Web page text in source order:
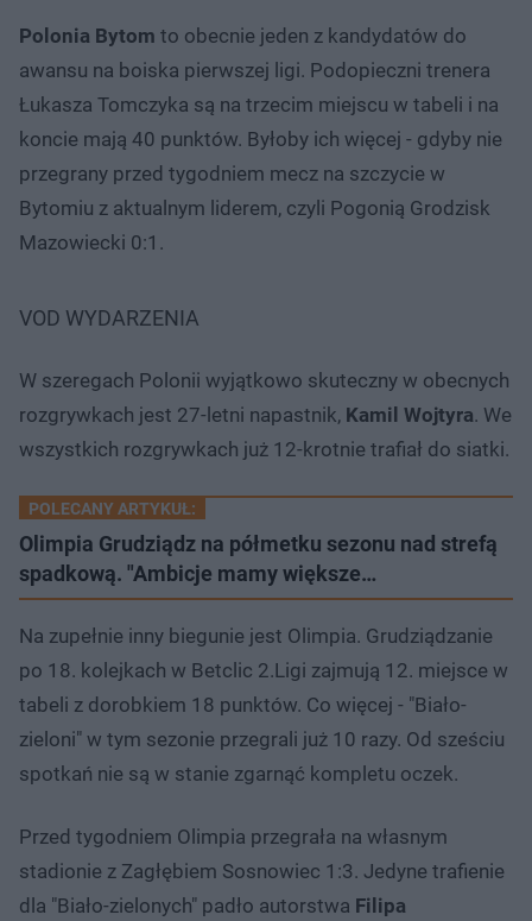
Polonia Bytom to obecnie jeden z kandydatów do
awansu na boiska pierwszej ligi. Podopieczni trenera
Łukasza Tomczyka są na trzecim miejscu w tabeli i na
koncie mają 40 punktów. Byłoby ich więcej - gdyby nie
przegrany przed tygodniem mecz na szczycie w
Bytomiu z aktualnym liderem, czyli Pogonią Grodzisk
Mazowiecki 0:1.
VOD WYDARZENIA
W szeregach Polonii wyjątkowo skuteczny w obecnych
rozgrywkach jest 27-letni napastnik, Kamil Wojtyra. We
wszystkich rozgrywkach już 12-krotnie trafiał do siatki.
POLECANY ARTYKUŁ:
Olimpia Grudziądz na półmetku sezonu nad strefą
spadkową. "Ambicje mamy większe…
Na zupełnie inny biegunie jest Olimpia. Grudziądzanie
po 18. kolejkach w Betclic 2.Ligi zajmują 12. miejsce w
tabeli z dorobkiem 18 punktów. Co więcej - "Biało-
zieloni" w tym sezonie przegrali już 10 razy. Od sześciu
spotkań nie są w stanie zgarnąć kompletu oczek.
Przed tygodniem Olimpia przegrała na własnym
stadionie z Zagłębiem Sosnowiec 1:3. Jedyne trafienie
dla "Biało-zielonych" padło autorstwa Filipa